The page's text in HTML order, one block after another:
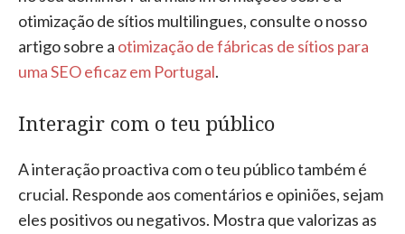
otimização de sítios multilingues, consulte o nosso
artigo sobre a otimização de fábricas de sítios para
uma SEO eficaz em Portugal.
Interagir com o teu público
A interação proactiva com o teu público também é
crucial. Responde aos comentários e opiniões, sejam
eles positivos ou negativos. Mostra que valorizas as